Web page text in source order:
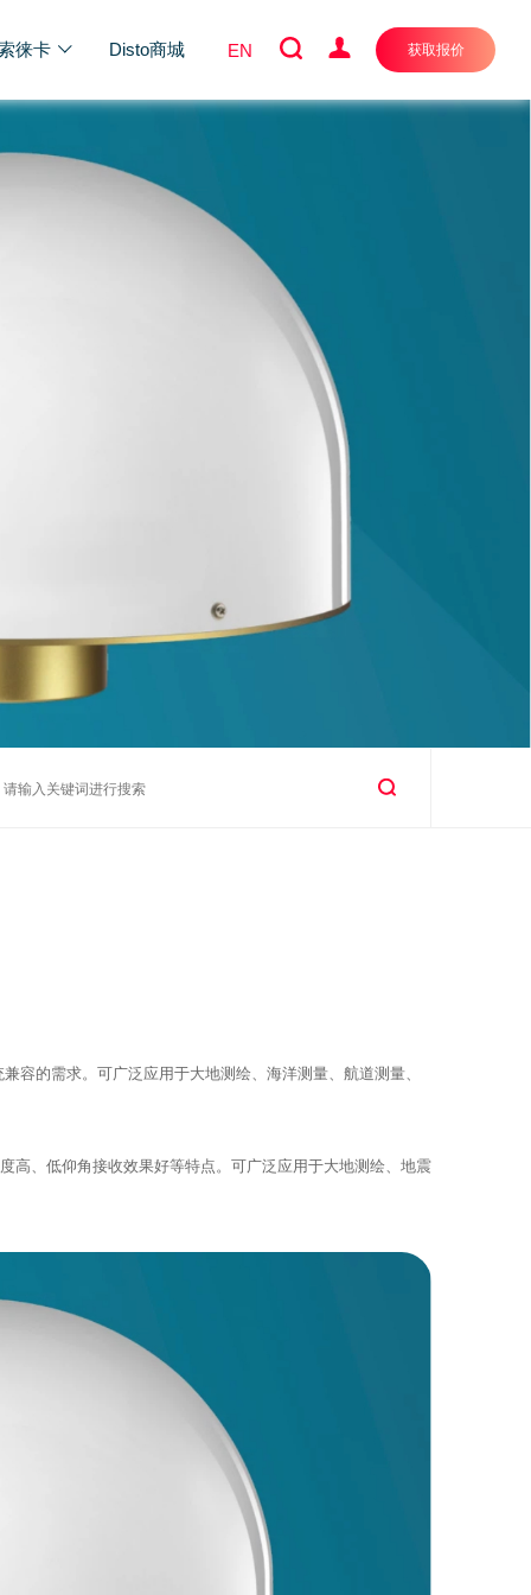
徕卡 Disto商城 EN 获取报价
容的需求。可广泛应用于大地测绘、海洋测量、航道测量、
高、低仰角接收效果好等特点。可广泛应用于大地测绘、地震